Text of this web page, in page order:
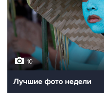
10
Лучшие фото недели